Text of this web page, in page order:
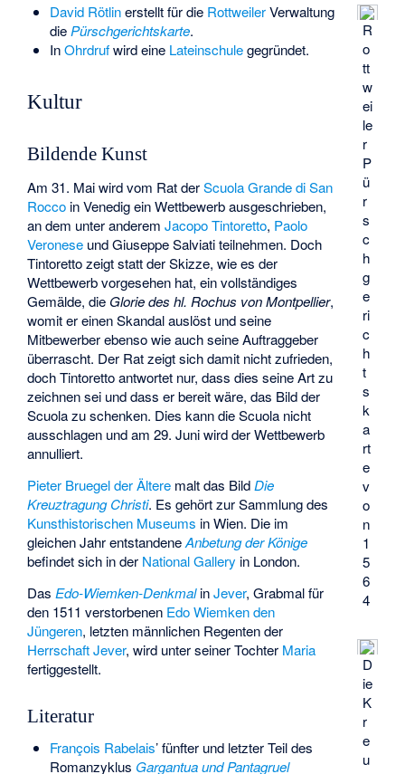
R
o
tt
w
ei
le
r
P
ü
r
s
c
h
g
e
ri
c
h
t
s
k
a
rt
e
v
o
n
1
5
6
4
David Rötlinerstellt für die RottweilerVerwaltung
die Pürschgerichtskarte.
InOhrdrufwird eine Lateinschulegegründet.
Kultur
Bildende Kunst
Am 31. Mai wird vom Rat derScuola Grande di San
Rocco in Venedig ein Wettbewerb ausgeschrieben,
an dem unter anderemJacopo Tintoretto, Paolo
Veronese undGiuseppe Salviatiteilnehmen. Doch
Tintoretto zeigt statt der Skizze, wie es der
Wettbewerb vorgesehen hat, ein vollständiges
Gemälde, die Glorie des hl. Rochus von Montpellier,
womit er einen Skandal auslöst und seine
Mitbewerber ebenso wie auch seine Auftraggeber
überrascht. Der Rat zeigt sich damit nicht zufrieden,
doch Tintoretto antwortet nur, dass dies seine Art zu
zeichnen sei und dass er bereit wäre, das Bild der
Scuola zu schenken. Dies kann die Scuola nicht
ausschlagen und am 29. Juni wird der Wettbewerb
annulliert.
D
ie
K
r
e
u
Pieter Bruegel der Ältere malt das BildDie
Kreuztragung Christi. Es gehört zur Sammlung des
Kunsthistorischen Museums in Wien. Die im
gleichen Jahr entstandeneAnbetung der Könige
befindet sich in der National Gallery in London.
Das Edo-Wiemken-DenkmalinJever, Grabmal für
den 1511 verstorbenen Edo Wiemken den
Jüngeren, letzten männlichen Regenten der
Herrschaft Jever, wird unter seiner Tochter Maria
fertiggestellt.
Literatur
François Rabelais’ fünfter und letzter Teil des
Romanzyklus Gargantua und Pantagruel